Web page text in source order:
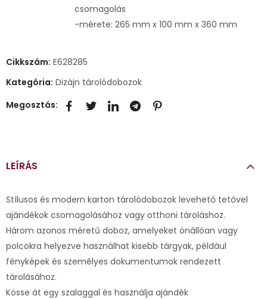
csomagolás
-mérete: 265 mm x 100 mm x 360 mm
Cikkszám: E628285
Kategória: Dizájn tárolódobozok
Megosztás:
LEÍRÁS
Stílusos és modern karton tárolódobozok levehető tetővel
ajándékok csomagolásához vagy otthoni tároláshoz.
Három azonos méretű doboz, amelyeket önállóan vagy
polcokra helyezve használhat kisebb tárgyak, például
fényképek és személyes dokumentumok rendezett
tárolásához.
Kösse át egy szalaggal és használja ajándék